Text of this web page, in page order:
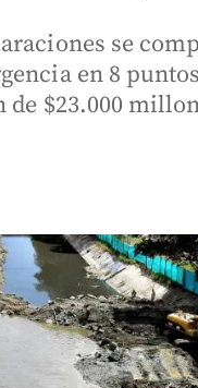
se
en 8
de $23.000